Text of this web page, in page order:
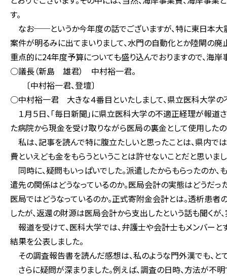
す。
なお──というか今年度の話でございますが、特に東日本大
案件が明るみに出てまいりまして、水門の自動化とか陸閘の廃
重点的に24年度予算についても盛り込んでおりますので、海
○議長（新島 雄君） 中村裕一君。
〔中村裕一君、登壇〕
○中村裕一君 大きな４番目といたしまして、県立医科大学の
１月５日、「毎日新聞」に県立医科大学の不適正経理が報道
た病院から現金を受け取りながら医局の裏金として使用した
私は、記事を読んで特に腹立たしいと思ったことは、県内で
費といえども金をもらうということは許せないことだと思いまし
同時に、疑問もいっぱいでした。派遣したからもらったのか
遣先の関係はどうなっているのか。医局会計の実態はどうだ
医局ではどうなっているのか。正式寄附金会計とは。透析患
したが、返還の財源は医局会計から支出したという話も聞くが
報道を受けて、医科大学では、弁護士や会計士もメンバーと
結果を公表しました。
その調査報告書を読んだ感想は、私のような門外漢でも、と
さらに疑問が深まりました。例えば、調査の日時、方法が不